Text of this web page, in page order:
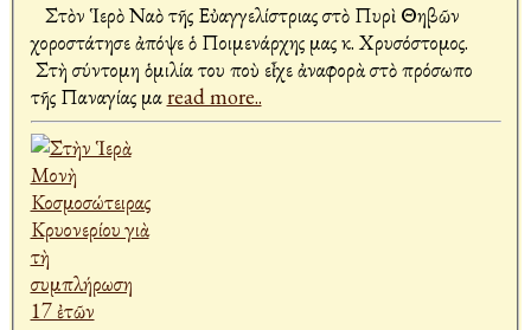
Στὸν Ἱερὸ Ναὸ τῆς Εὐαγγελίστριας στὸ Πυρὶ Θηβῶν
χοροστάτησε ἀπόψε ὁ Ποιμενάρχης μας κ. Χρυσόστομος.
Στὴ σύντομη ὁμιλία του ποὺ εἶχε ἀναφορὰ στὸ πρόσωπο
τῆς Παναγίας μαread more..